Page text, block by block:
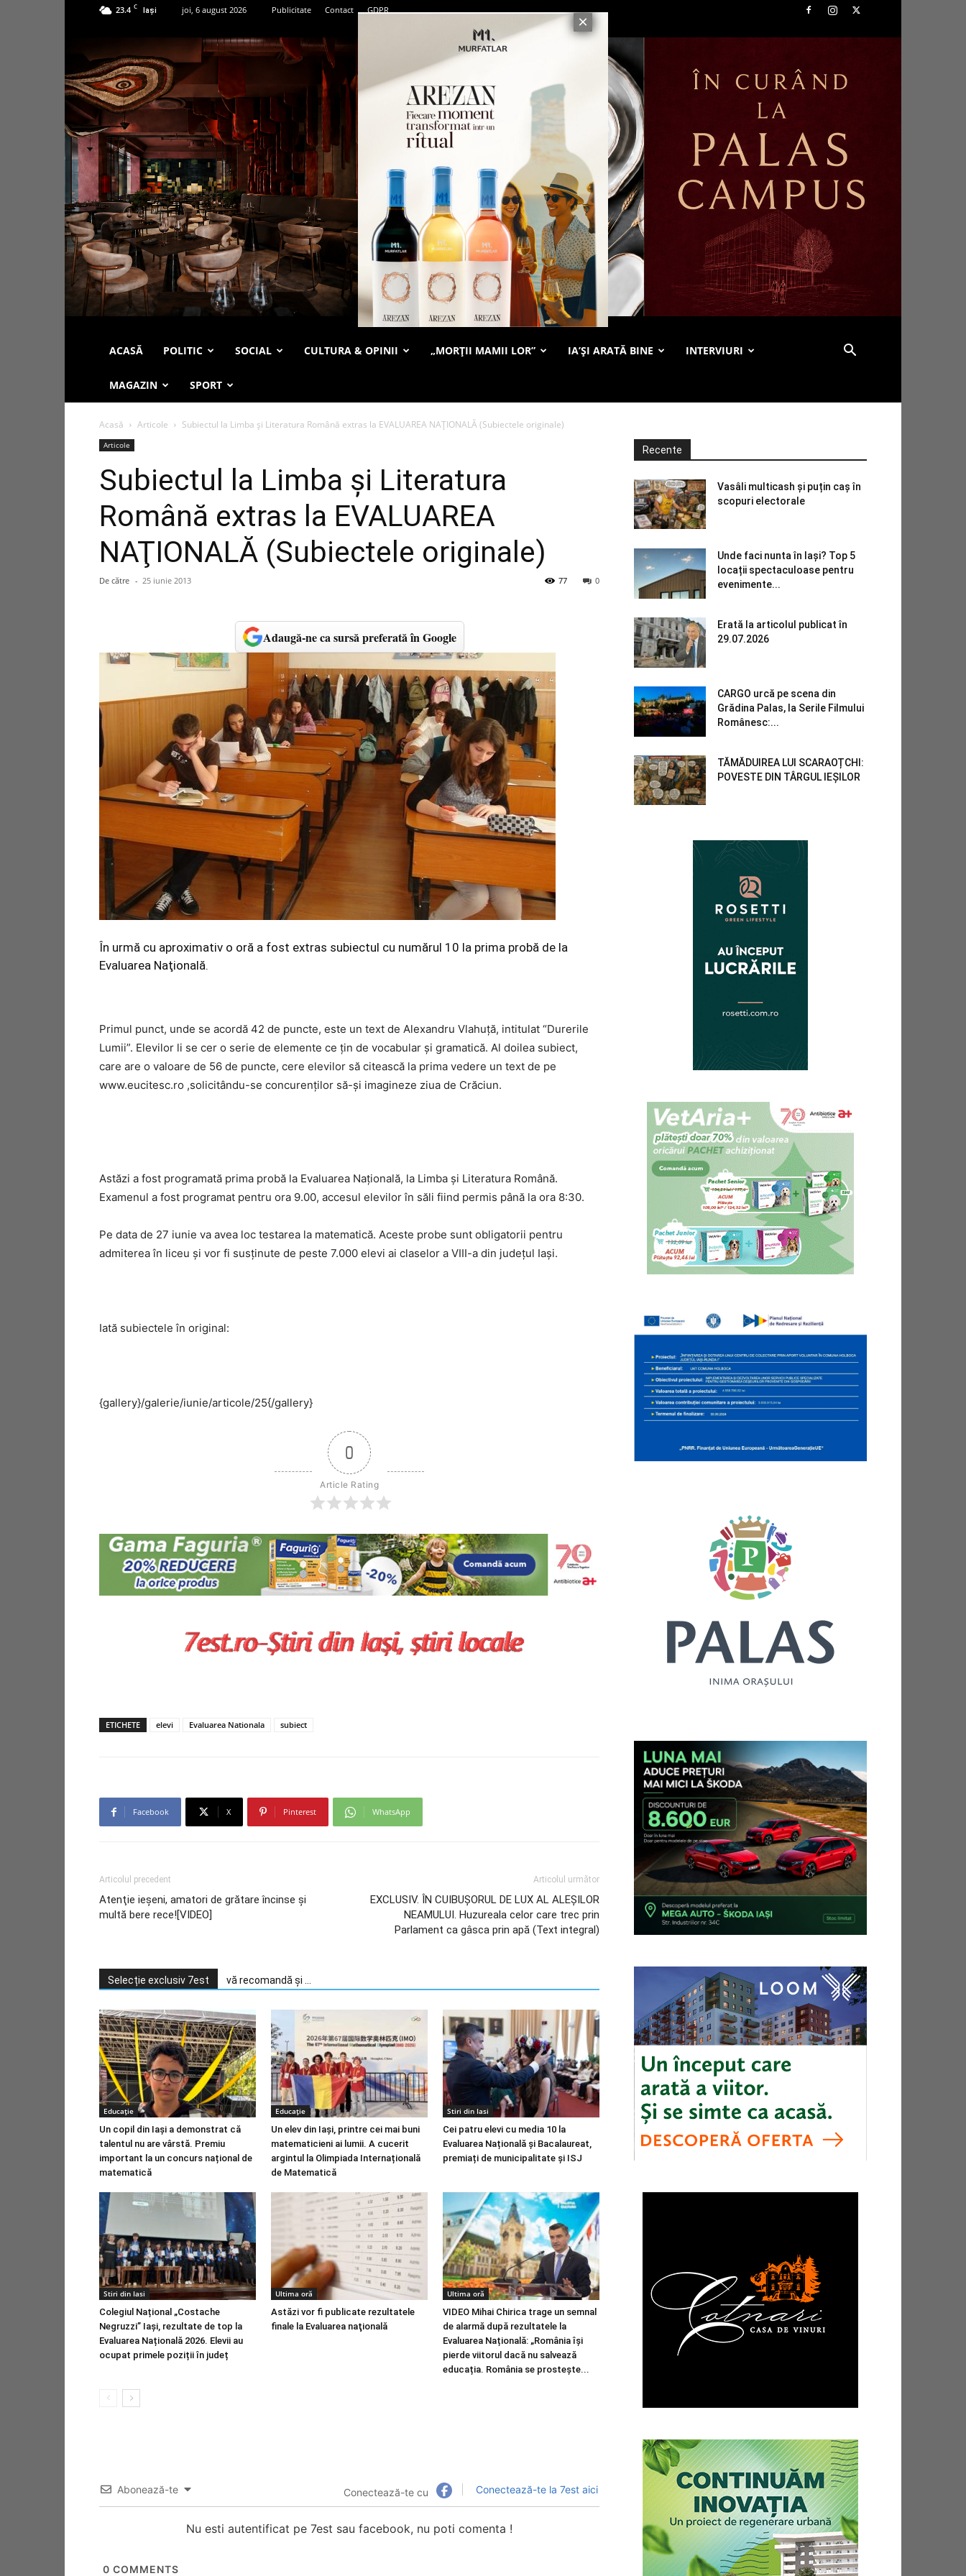
23.4 C Iași joi, 6 august 2026 Publicitate Contact GDPR
ACASĂ POLITIC SOCIAL CULTURA & OPINII „MORȚII MAMII LOR” IA’ȘI ARATĂ BINE INTERVIURI
MAGAZIN SPORT
Acasă Articole Subiectul la Limba şi Literatura Română extras la EVALUAREA NAŢIONALĂ (Subiectele originale)
Articole
Subiectul la Limba şi Literatura
Română extras la EVALUAREA
NAŢIONALĂ (Subiectele originale)
De către - 25 iunie 2013 0
77
Adaugă-ne ca sursă preferată în Google
În urmă cu aproximativ o oră a fost extras subiectul cu numărul 10 la prima probă de la
Evaluarea Naţională.
Primul punct, unde se acordă 42 de puncte, este un text de Alexandru Vlahuţă, intitulat “Durerile
Lumii”. Elevilor li se cer o serie de elemente ce ţin de vocabular şi gramatică. Al doilea subiect,
care are o valoare de 56 de puncte, cere elevilor să citească la prima vedere un text de pe
www.eucitesc.ro ,solicitându-se concurenţilor să-şi imagineze ziua de Crăciun.
Astăzi a fost programată prima probă la Evaluarea Naţională, la Limba şi Literatura Română.
Examenul a fost programat pentru ora 9.00, accesul elevilor în săli fiind permis până la ora 8:30.
Pe data de 27 iunie va avea loc testarea la matematică. Aceste probe sunt obligatorii pentru
admiterea în liceu şi vor fi susţinute de peste 7.000 elevi ai claselor a VIII-a din judeţul Iaşi.
Iată subiectele în original:
{gallery}/galerie/iunie/articole/25{/gallery}
0
Article Rating
ETICHETE elevi Evaluarea Nationala subiect
Facebook X Pinterest WhatsApp
Articolul precedent
Atenţie ieşeni, amatori de grătare încinse şi
multă bere rece![VIDEO]
Articolul următor
EXCLUSIV. ÎN CUIBUŞORUL DE LUX AL ALEŞILOR
NEAMULUI. Huzureala celor care trec prin
Parlament ca gâsca prin apă (Text integral)
Selecție exclusiv 7est vă recomandă și ...
Educație
Un copil din Iași a demonstrat că
talentul nu are vârstă. Premiu
important la un concurs național de
matematică
Educație
Un elev din Iași, printre cei mai buni
matematicieni ai lumii. A cucerit
argintul la Olimpiada Internațională
de Matematică
Stiri din Iasi
Cei patru elevi cu media 10 la
Evaluarea Națională și Bacalaureat,
premiați de municipalitate și ISJ
Stiri din Iasi
Colegiul Național „Costache
Negruzzi” Iași, rezultate de top la
Evaluarea Națională 2026. Elevii au
ocupat primele poziții în județ
Ultima oră
Astăzi vor fi publicate rezultatele
finale la Evaluarea naţională
Ultima oră
VIDEO Mihai Chirica trage un semnal
de alarmă după rezultatele la
Evaluarea Națională: „România își
pierde viitorul dacă nu salvează
educația. România se prostește...
Abonează-te Conectează-te cu Conectează-te la 7est aici
Nu esti autentificat pe 7est sau facebook, nu poti comenta !
0 COMMENTS
Recente
Vasâli multicash și puțin caș în
scopuri electorale
Unde faci nunta în Iași? Top 5
locații spectaculoase pentru
evenimente...
Erată la articolul publicat în
29.07.2026
CARGO urcă pe scena din
Grădina Palas, la Serile Filmului
Românesc:...
TĂMĂDUIREA LUI SCARAOȚCHI:
POVESTE DIN TÂRGUL IEȘILOR